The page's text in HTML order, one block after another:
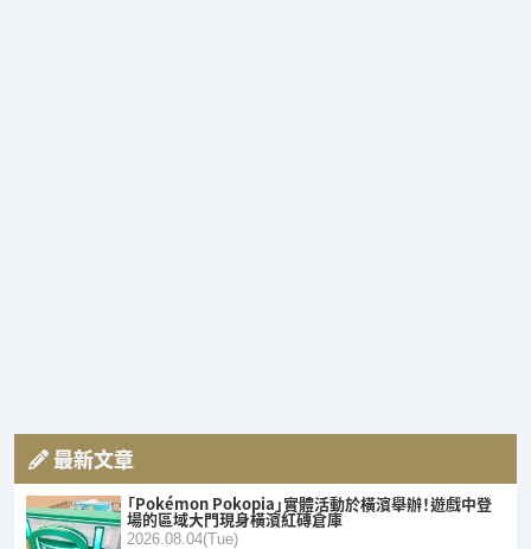
最新文章
「Pokémon Pokopia」實體活動於橫濱舉辦！遊戲中登
場的區域大門現身橫濱紅磚倉庫
2026.08.04(Tue)